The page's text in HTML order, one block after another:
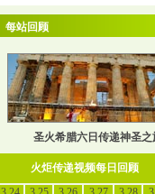
每站回顾
圣火希腊六日传递神圣之
火炬传递视频每日回顾